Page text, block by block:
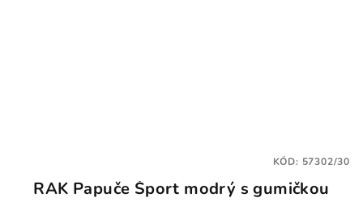
RAK Papuče Šport modrý s gumičkou
KÓD: 57302/30